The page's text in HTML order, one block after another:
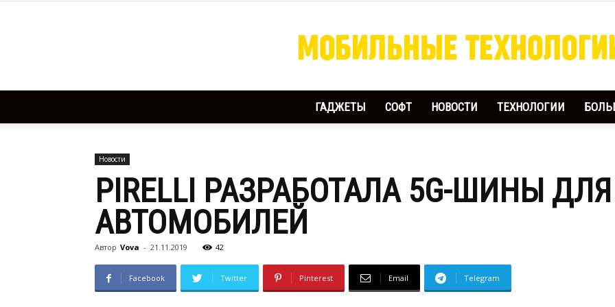
Мобильные
Технологии
ГАДЖЕТЫ СОФТ НОВОСТИ ТЕХНОЛОГИИ
Новости
PIRELLI РАЗРАБОТАЛА 5G-ШИНЫ ДЛЯ
АВТОМОБИЛЕЙ
Автор Vova - 21.11.2019 42
Facebook Twitter Pinterest Email Telegram